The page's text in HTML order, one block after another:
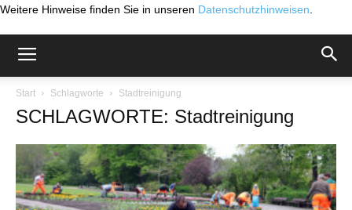
Weitere Hinweise finden Sie in unseren Datenschutzhinweisen
Start Schlagworte Stadtreinigung
SCHLAGWORTE: Stadtreinigung